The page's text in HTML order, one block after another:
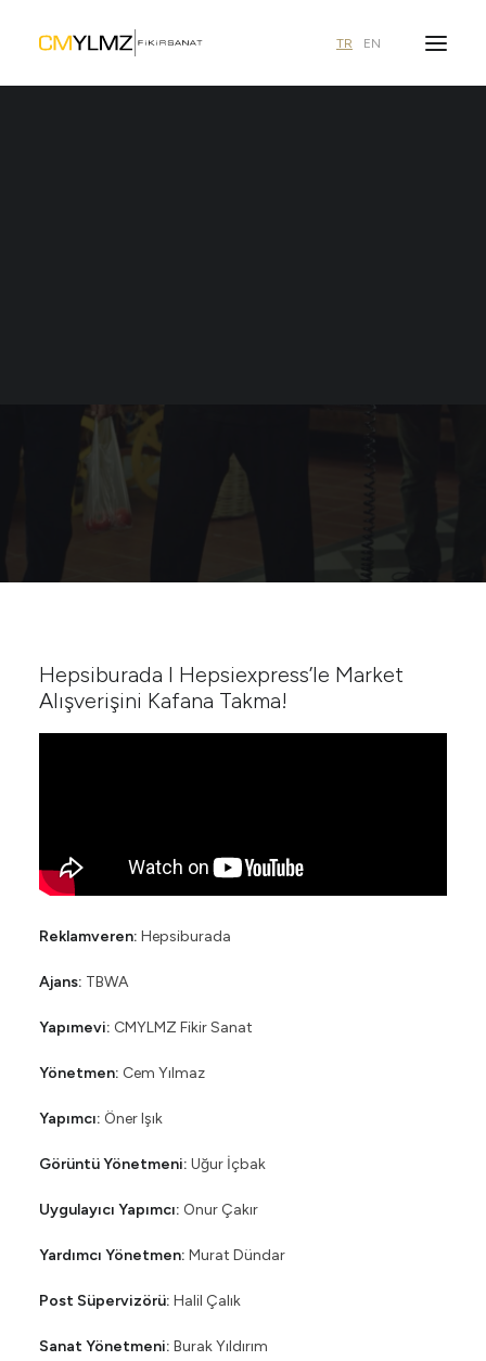
TR EN
Hepsiburada I Hepsiexpress’le Market
Alışverişini Kafana Takma!
Reklamveren: Hepsiburada
Ajans: TBWA
Yapımevi: CMYLMZ Fikir Sanat
Yönetmen: Cem Yılmaz
Yapımcı: Öner Işık
Görüntü Yönetmeni: Uğur İçbak
Uygulayıcı Yapımcı: Onur Çakır
Yardımcı Yönetmen: Murat Dündar
Post Süpervizörü: Halil Çalık
Sanat Yönetmeni: Burak Yıldırım